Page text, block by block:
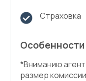
Страховка
Особенности
*Вниманию
размер комиссии